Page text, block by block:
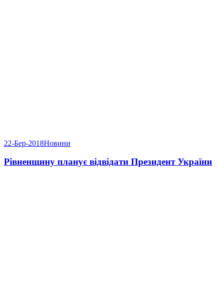
22-Бер-2018Новини
Рівненщину планує відвідати Президент України